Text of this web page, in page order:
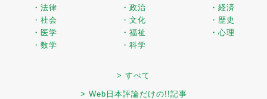
・法律
・政治
・経済
・社会
・文化
・歴史
・医学
・福祉
・心理
・数学
・科学
> すべて
> Web日本評論だけの!!記事